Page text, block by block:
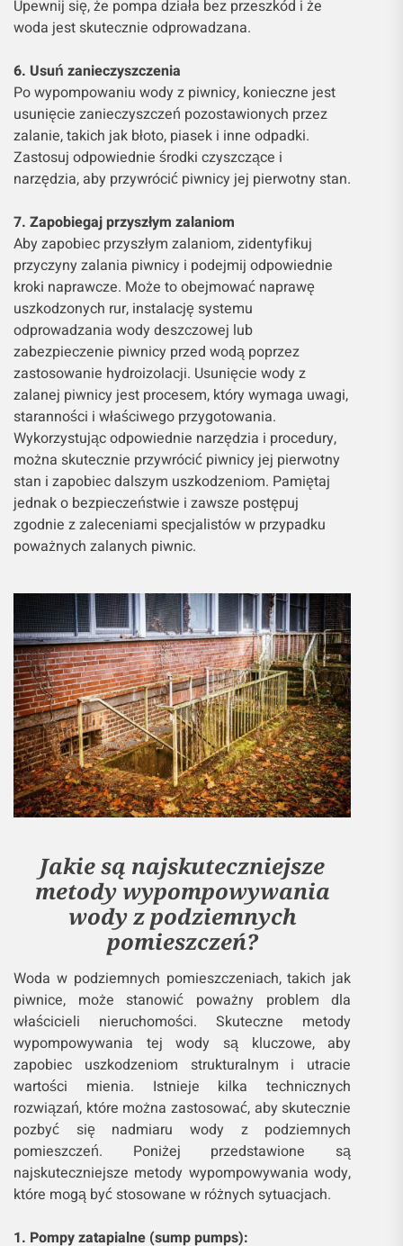
Upewnij się, że pompa działa bez przeszkód i że
woda jest skutecznie odprowadzana.
6. Usuń zanieczyszczenia
Po wypompowaniu wody z piwnicy, konieczne jest
usunięcie zanieczyszczeń pozostawionych przez
zalanie, takich jak błoto, piasek i inne odpadki.
Zastosuj odpowiednie środki czyszczące i
narzędzia, aby przywrócić piwnicy jej pierwotny stan.
7. Zapobiegaj przyszłym zalaniom
Aby zapobiec przyszłym zalaniom, zidentyfikuj
przyczyny zalania piwnicy i podejmij odpowiednie
kroki naprawcze. Może to obejmować naprawę
uszkodzonych rur, instalację systemu
odprowadzania wody deszczowej lub
zabezpieczenie piwnicy przed wodą poprzez
zastosowanie hydroizolacji. Usunięcie wody z
zalanej piwnicy jest procesem, który wymaga uwagi,
staranności i właściwego przygotowania.
Wykorzystując odpowiednie narzędzia i procedury,
można skutecznie przywrócić piwnicy jej pierwotny
stan i zapobiec dalszym uszkodzeniom. Pamiętaj
jednak o bezpieczeństwie i zawsze postępuj
zgodnie z zaleceniami specjalistów w przypadku
poważnych zalanych piwnic.
Jakie są najskuteczniejsze
metody wypompowywania
wody z podziemnych
pomieszczeń?
Woda w podziemnych pomieszczeniach, takich jak
piwnice, może stanowić poważny problem dla
właścicieli nieruchomości. Skuteczne metody
wypompowywania tej wody są kluczowe, aby
zapobiec uszkodzeniom strukturalnym i utracie
wartości mienia. Istnieje kilka technicznych
rozwiązań, które można zastosować, aby skutecznie
pozbyć się nadmiaru wody z podziemnych
pomieszczeń. Poniżej przedstawione są
najskuteczniejsze metody wypompowywania wody,
które mogą być stosowane w różnych sytuacjach.
1. Pompy zatapialne (sump pumps):